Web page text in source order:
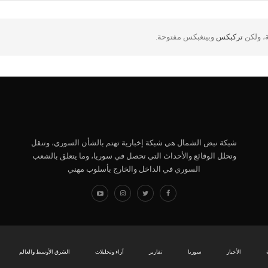
ولكن تركبكس وبينغبكس مفتوحة.
شبكة نبض الشمال هي شبكة إخبارية تهتم بالشأن السوري، وتنقل
وتحلل الوقائع والأحداث التي تحصل في سوريا، وما يتعلق بالشعب
السوري في الداخل والخارج بأسلوب مهني
الأخبار سوريا تقارير آراء وتحليلات الشرق الأوسط والعالم